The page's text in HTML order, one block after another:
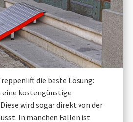
die beste Lösung:
eine kostengünstige
wird sogar direkt von der
In manchen Fällen ist